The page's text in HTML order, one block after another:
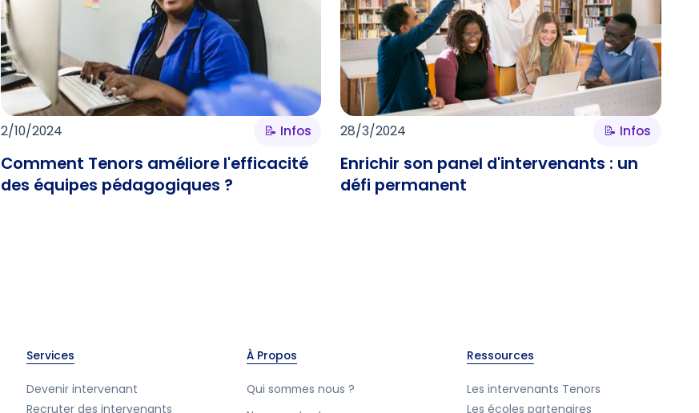
2/10/2024 📝 Infos
Comment Tenors améliore l'efficacité
des équipes pédagogiques ?
28/3/2024 📝 Infos
Enrichir son panel d'intervenants : un
défi permanent
Services
Devenir intervenant
Recruter des intervenants
À Propos
Qui sommes nous ?
Ressources
Les intervenants Tenors
Les écoles partenaires